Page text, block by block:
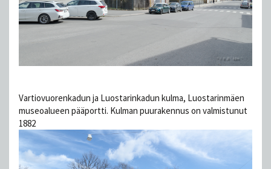
Vartiovuorenkadun ja Luostarinkadun kulma, Luostarinmäen
museoalueen pääportti. Kulman puurakennus on valmistunut
1882